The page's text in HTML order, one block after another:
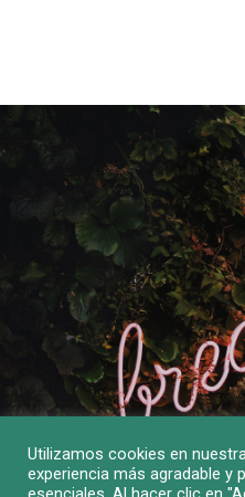
Utilizamos cookies en
experiencia más agradable y